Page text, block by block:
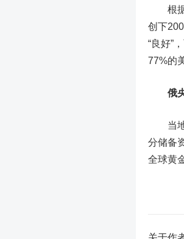
根据
创下
“良好”
77%的
俄
当地
分储备
全球黄